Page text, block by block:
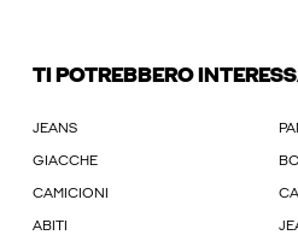
TI POTREBBERO
JEANS
GIACCHE
CAMICIONI
ABITI